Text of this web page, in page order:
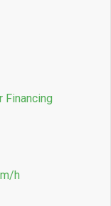
Financing
h